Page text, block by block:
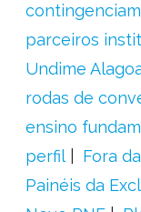
parceiros
Undime
rodas de
ensino
perfil
Fora
Painéis da